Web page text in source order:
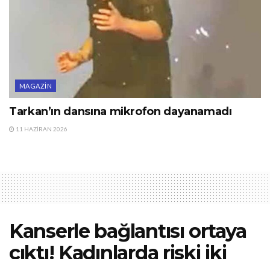
MAGAZIN
Tarkan’ın dansına mikrofon dayanamadı
11 HAZIRAN 2026
Kanserle bağlantısı ortaya
çıktı! Kadınlarda riski iki